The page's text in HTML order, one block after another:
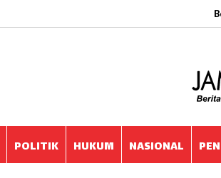
POLITIK HUKUM NASIONAL